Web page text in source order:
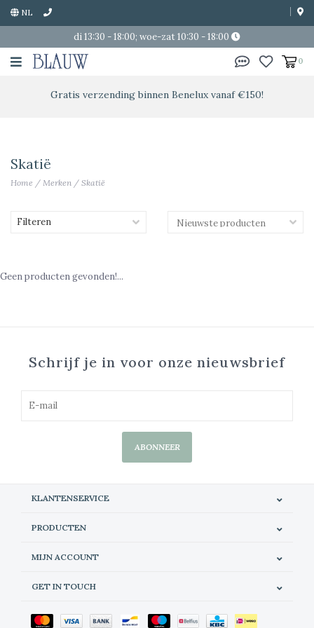
NL
di 13:30 - 18:00; woe-zat 10:30 - 18:00
0
Gratis verzending binnen Benelux vanaf €150!
Skatië
Home / Merken / Skatië
Filteren
Geen producten gevonden!...
Schrijf je in voor onze nieuwsbrief
ABONNEER
KLANTENSERVICE
PRODUCTEN
MIJN ACCOUNT
GET IN TOUCH